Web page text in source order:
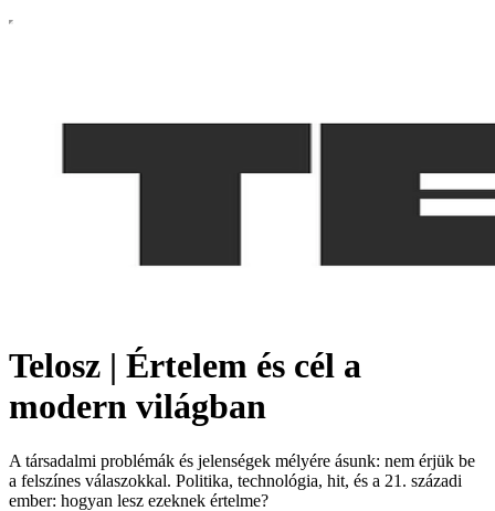
Telosz | Értelem és cél a
modern világban
A társadalmi problémák és jelenségek mélyére ásunk: nem érjük be
a felszínes válaszokkal. Politika, technológia, hit, és a 21. századi
ember: hogyan lesz ezeknek értelme?